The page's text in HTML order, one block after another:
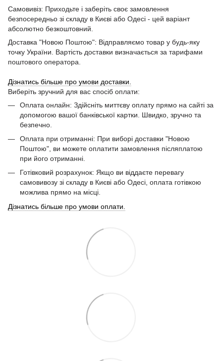
Самовивіз: Приходьте і заберіть своє замовлення
безпосередньо зі складу в Києві або Одесі - цей варіант
абсолютно безкоштовний.
Доставка "Новою Поштою": Відправляємо товар у будь-яку
точку України. Вартість доставки визначається за тарифами
поштового оператора.
Дізнатись більше про умови доставки.
Виберіть зручний для вас спосіб оплати:
Оплата онлайн: Здійсніть миттєву оплату прямо на сайті за
допомогою вашої банківської картки. Швидко, зручно та
безпечно.
Оплата при отриманні: При виборі доставки "Новою
Поштою", ви можете оплатити замовлення післяплатою
при його отриманні.
Готівковий розрахунок: Якщо ви віддаєте перевагу
самовивозу зі складу в Києві або Одесі, оплата готівкою
можлива прямо на місці.
Дізнатись більше про умови оплати.